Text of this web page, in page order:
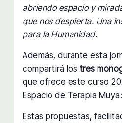
abriendo espacio y
que nos despierta. Una
para la Humanidad.
Además, durante esta
compartirá los tres
que ofrece este curso
Espacio de Terapia Muya:
Estas propuestas,